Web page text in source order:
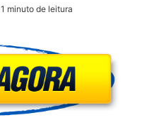
1 minuto de leitura